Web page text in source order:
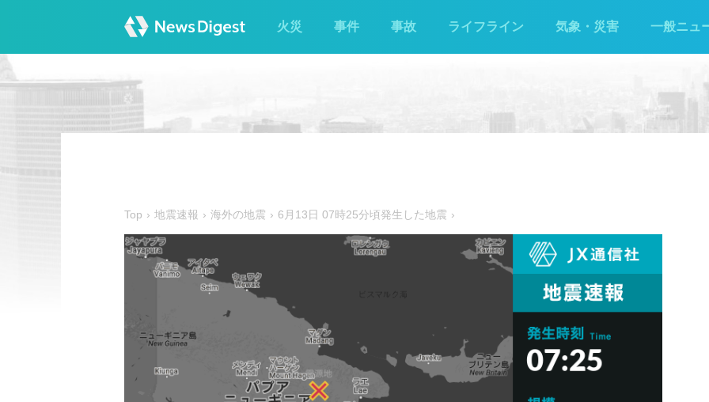
火災 事件 事故 ライフライン 気象・災害 一般ニュ
Top 地震速報 海外の地震 6月13日 07時25分頃発生した地震